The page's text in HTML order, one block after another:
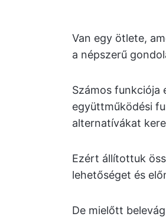
Van egy ötlete,
a népszerű
Számos funkciója
együttműködési
alternatívákat
Ezért állítottuk
lehetőséget és
De mielőtt